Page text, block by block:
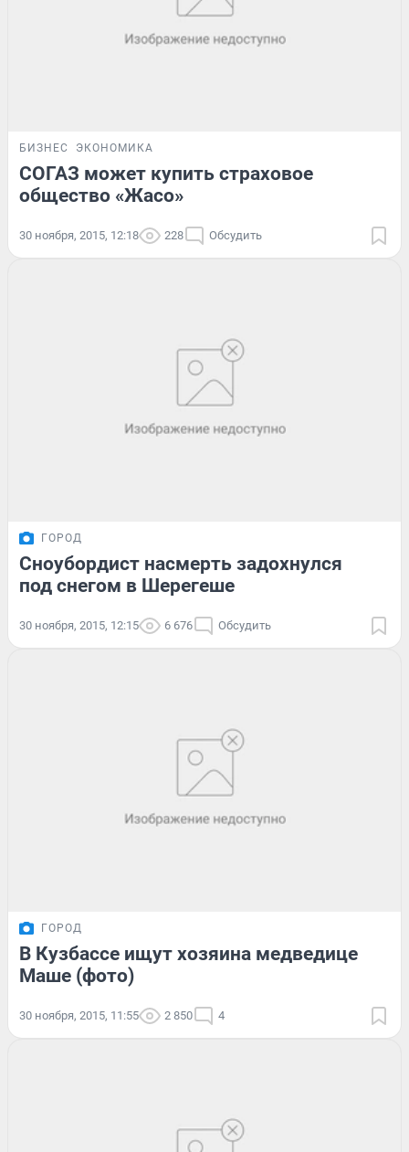
БИЗНЕС ЭКОНОМИКА
СОГАЗ может купить страховое
общество «Жасо»
30 ноября, 2015, 12:18 228 Обсудить
ГОРОД
Сноубордист насмерть задохнулся
под снегом в Шерегеше
30 ноября, 2015, 12:15 6 676 Обсудить
ГОРОД
В Кузбассе ищут хозяина медведице
Маше (фото)
30 ноября, 2015, 11:55 2 850 4